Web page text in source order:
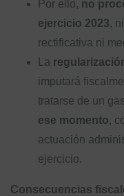
Por ello, no
ejercicio 2023,
rectificativa ni
La
imputará
tratarse de un
ese momento,
actuación
ejercicio.
Consecuencias